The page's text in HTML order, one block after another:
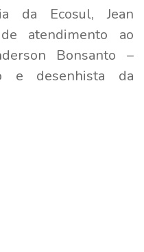
da Ecosul, Jean
atendimento ao
Bonsanto –
e desenhista da